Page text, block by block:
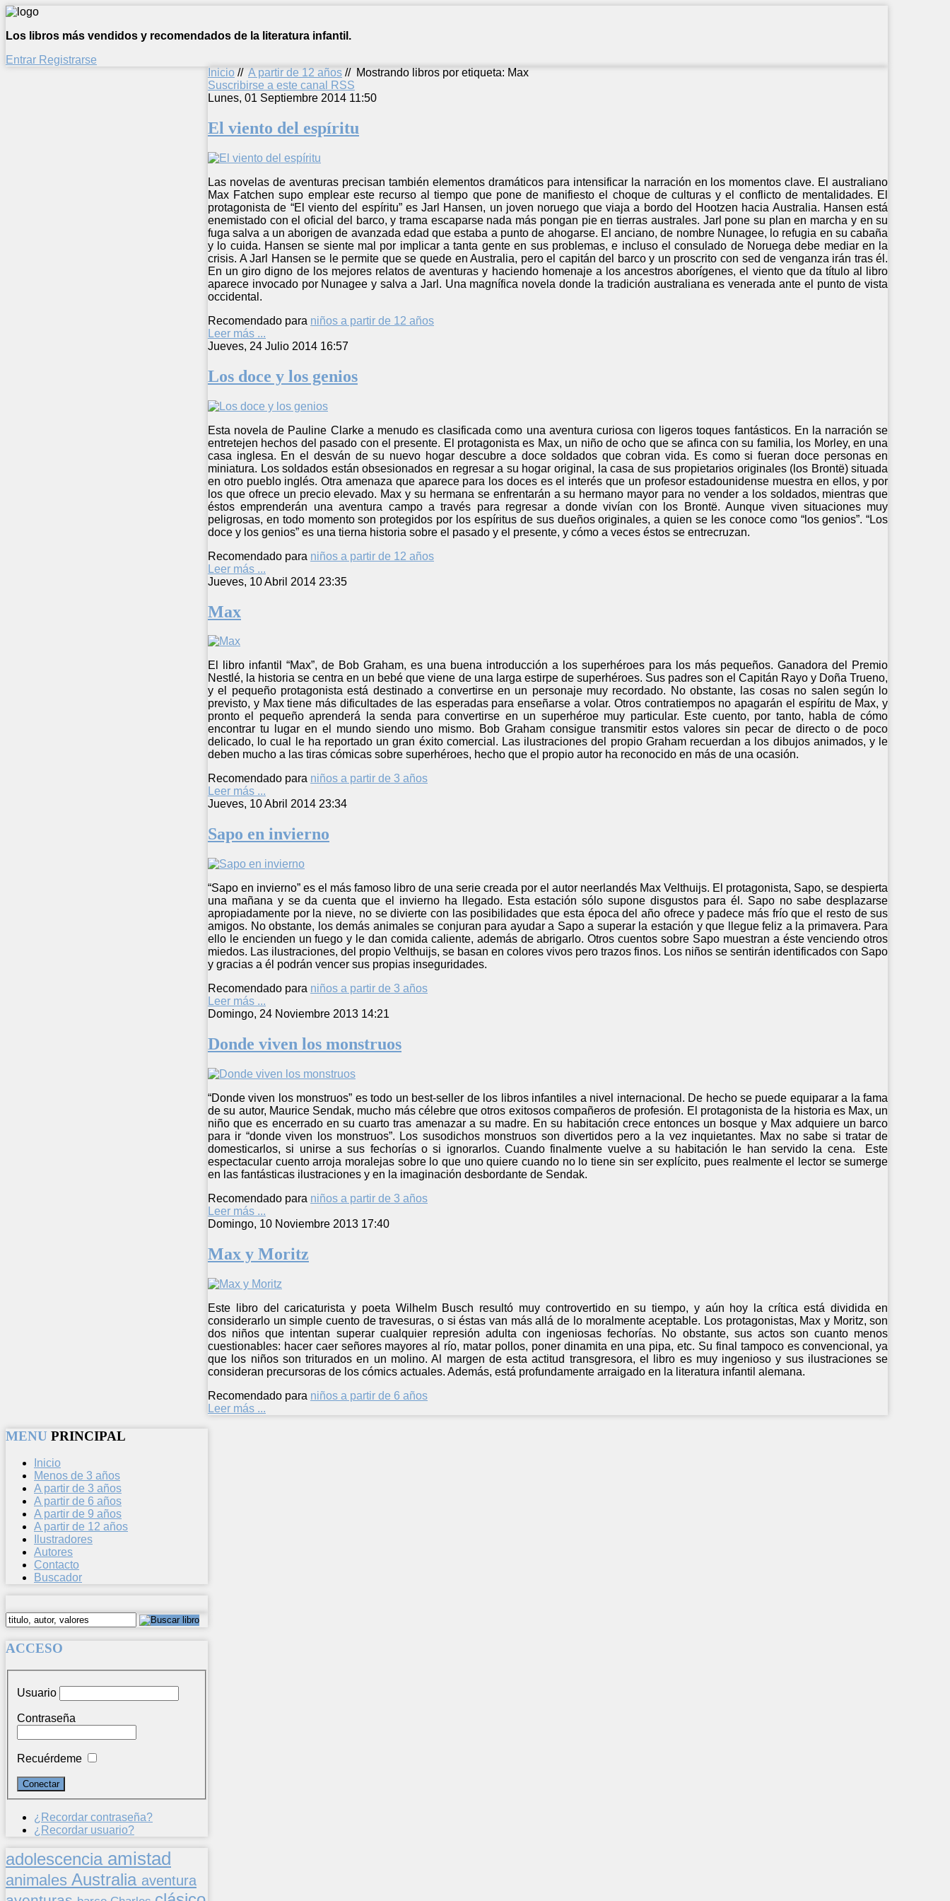
Los libros más vendidos y recomendados de la literatura infantil.
Entrar Registrarse
Inicio // A partir de 12 años // Mostrando libros por etiqueta: Max
Suscribirse a este canal RSS
Lunes, 01 Septiembre 2014 11:50
El viento del espíritu
Las novelas de aventuras precisan también elementos dramáticos para intensificar la narración en los momentos clave. El australiano
Max Fatchen supo emplear este recurso al tiempo que pone de manifiesto el choque de culturas y el conflicto de mentalidades. El
protagonista de “El viento del espíritu” es Jarl Hansen, un joven noruego que viaja a bordo del Hootzen hacia Australia. Hansen está
enemistado con el oficial del barco, y trama escaparse nada más pongan pie en tierras australes. Jarl pone su plan en marcha y en su
fuga salva a un aborigen de avanzada edad que estaba a punto de ahogarse. El anciano, de nombre Nunagee, lo refugia en su cabaña
y lo cuida. Hansen se siente mal por implicar a tanta gente en sus problemas, e incluso el consulado de Noruega debe mediar en la
crisis. A Jarl Hansen se le permite que se quede en Australia, pero el capitán del barco y un proscrito con sed de venganza irán tras él.
En un giro digno de los mejores relatos de aventuras y haciendo homenaje a los ancestros aborígenes, el viento que da título al libro
aparece invocado por Nunagee y salva a Jarl. Una magnífica novela donde la tradición australiana es venerada ante el punto de vista
occidental.
Recomendado para niños a partir de 12 años
Leer más ...
Jueves, 24 Julio 2014 16:57
Los doce y los genios
Esta novela de Pauline Clarke a menudo es clasificada como una aventura curiosa con ligeros toques fantásticos. En la narración se
entretejen hechos del pasado con el presente. El protagonista es Max, un niño de ocho que se afinca con su familia, los Morley, en una
casa inglesa. En el desván de su nuevo hogar descubre a doce soldados que cobran vida. Es como si fueran doce personas en
miniatura. Los soldados están obsesionados en regresar a su hogar original, la casa de sus propietarios originales (los Brontë) situada
en otro pueblo inglés. Otra amenaza que aparece para los doces es el interés que un profesor estadounidense muestra en ellos, y por
los que ofrece un precio elevado. Max y su hermana se enfrentarán a su hermano mayor para no vender a los soldados, mientras que
éstos emprenderán una aventura campo a través para regresar a donde vivían con los Brontë. Aunque viven situaciones muy
peligrosas, en todo momento son protegidos por los espíritus de sus dueños originales, a quien se les conoce como “los genios”. “Los
doce y los genios” es una tierna historia sobre el pasado y el presente, y cómo a veces éstos se entrecruzan.
Recomendado para niños a partir de 12 años
Leer más ...
Jueves, 10 Abril 2014 23:35
Max
El libro infantil “Max”, de Bob Graham, es una buena introducción a los superhéroes para los más pequeños. Ganadora del Premio
Nestlé, la historia se centra en un bebé que viene de una larga estirpe de superhéroes. Sus padres son el Capitán Rayo y Doña Trueno,
y el pequeño protagonista está destinado a convertirse en un personaje muy recordado. No obstante, las cosas no salen según lo
previsto, y Max tiene más dificultades de las esperadas para enseñarse a volar. Otros contratiempos no apagarán el espíritu de Max, y
pronto el pequeño aprenderá la senda para convertirse en un superhéroe muy particular. Este cuento, por tanto, habla de cómo
encontrar tu lugar en el mundo siendo uno mismo. Bob Graham consigue transmitir estos valores sin pecar de directo o de poco
delicado, lo cual le ha reportado un gran éxito comercial. Las ilustraciones del propio Graham recuerdan a los dibujos animados, y le
deben mucho a las tiras cómicas sobre superhéroes, hecho que el propio autor ha reconocido en más de una ocasión.
Recomendado para niños a partir de 3 años
Leer más ...
Jueves, 10 Abril 2014 23:34
Sapo en invierno
“Sapo en invierno” es el más famoso libro de una serie creada por el autor neerlandés Max Velthuijs. El protagonista, Sapo, se despierta
una mañana y se da cuenta que el invierno ha llegado. Esta estación sólo supone disgustos para él. Sapo no sabe desplazarse
apropiadamente por la nieve, no se divierte con las posibilidades que esta época del año ofrece y padece más frío que el resto de sus
amigos. No obstante, los demás animales se conjuran para ayudar a Sapo a superar la estación y que llegue feliz a la primavera. Para
ello le encienden un fuego y le dan comida caliente, además de abrigarlo. Otros cuentos sobre Sapo muestran a éste venciendo otros
miedos. Las ilustraciones, del propio Velthuijs, se basan en colores vivos pero trazos finos. Los niños se sentirán identificados con Sapo
y gracias a él podrán vencer sus propias inseguridades.
Recomendado para niños a partir de 3 años
Leer más ...
Domingo, 24 Noviembre 2013 14:21
Donde viven los monstruos
“Donde viven los monstruos” es todo un best-seller de los libros infantiles a nivel internacional. De hecho se puede equiparar a la fama
de su autor, Maurice Sendak, mucho más célebre que otros exitosos compañeros de profesión. El protagonista de la historia es Max, un
niño que es encerrado en su cuarto tras amenazar a su madre. En su habitación crece entonces un bosque y Max adquiere un barco
para ir “donde viven los monstruos”. Los susodichos monstruos son divertidos pero a la vez inquietantes. Max no sabe si tratar de
domesticarlos, si unirse a sus fechorías o si ignorarlos. Cuando finalmente vuelve a su habitación le han servido la cena. Este
espectacular cuento arroja moralejas sobre lo que uno quiere cuando no lo tiene sin ser explícito, pues realmente el lector se sumerge
en las fantásticas ilustraciones y en la imaginación desbordante de Sendak.
Recomendado para niños a partir de 3 años
Leer más ...
Domingo, 10 Noviembre 2013 17:40
Max y Moritz
Este libro del caricaturista y poeta Wilhelm Busch resultó muy controvertido en su tiempo, y aún hoy la crítica está dividida en
considerarlo un simple cuento de travesuras, o si éstas van más allá de lo moralmente aceptable. Los protagonistas, Max y Moritz, son
dos niños que intentan superar cualquier represión adulta con ingeniosas fechorías. No obstante, sus actos son cuanto menos
cuestionables: hacer caer señores mayores al río, matar pollos, poner dinamita en una pipa, etc. Su final tampoco es convencional, ya
que los niños son triturados en un molino. Al margen de esta actitud transgresora, el libro es muy ingenioso y sus ilustraciones se
consideran precursoras de los cómics actuales. Además, está profundamente arraigado en la literatura infantil alemana.
Recomendado para niños a partir de 6 años
Leer más ...
MENU PRINCIPAL
Inicio
Menos de 3 años
A partir de 3 años
A partir de 6 años
A partir de 9 años
A partir de 12 años
Ilustradores
Autores
Contacto
Buscador
ACCESO
Usuario
Contraseña
Recuérdeme
¿Recordar contraseña?
¿Recordar usuario?
adolescencia amistad
animales Australia aventura